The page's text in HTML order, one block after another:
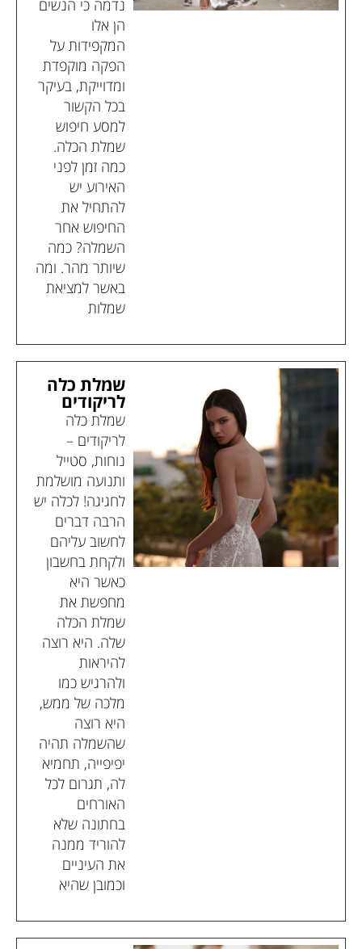
נדמה כי הנשים
הן אלו
המקפידות על
הפקה מוקפדת
ומדוייקת, בעיקר
בכל הקשור
למסע חיפוש
שמלת הכלה.
כמה זמן לפני
האירוע יש
להתחיל את
החיפוש אחר
השמלה? כמה
שיותר מהר. ומה
באשר למציאת
שמלות
שמלת כלה
לריקודים
שמלת כלה
לריקודים –
נוחות, סטייל
ותנועה מושלמת
לחגיגה! לכלה יש
הרבה דברים
לחשוב עליהם
ולקחת בחשבון
כאשר היא
מחפשת את
שמלת הכלה
שלה. היא רוצה
להיראות
ולהרגיש כמו
מלכה של ממש,
היא רוצה
שהשמלה תהיה
יפיפייה, תחמיא
לה, תגרום לכל
האורחים
בחתונה שלא
להוריד ממנה
את העיניים
וכמובן שהיא